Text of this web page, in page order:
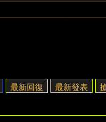
最新回復 最新發表